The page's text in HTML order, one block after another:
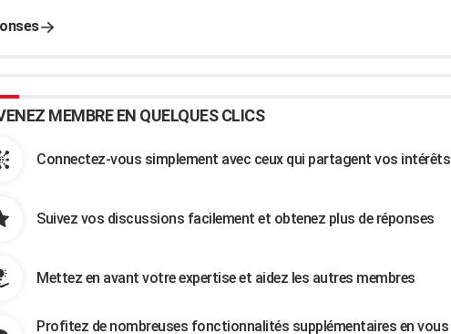
MEMBRE EN QUELQUES CLICS
Connectez-vous simplement avec ceux qui partagent vos intérêts
Suivez vos discussions facilement et obtenez plus de réponses
Mettez en avant votre expertise et aidez les autres membres
Profitez de nombreuses fonctionnalités supplémentaires en vous